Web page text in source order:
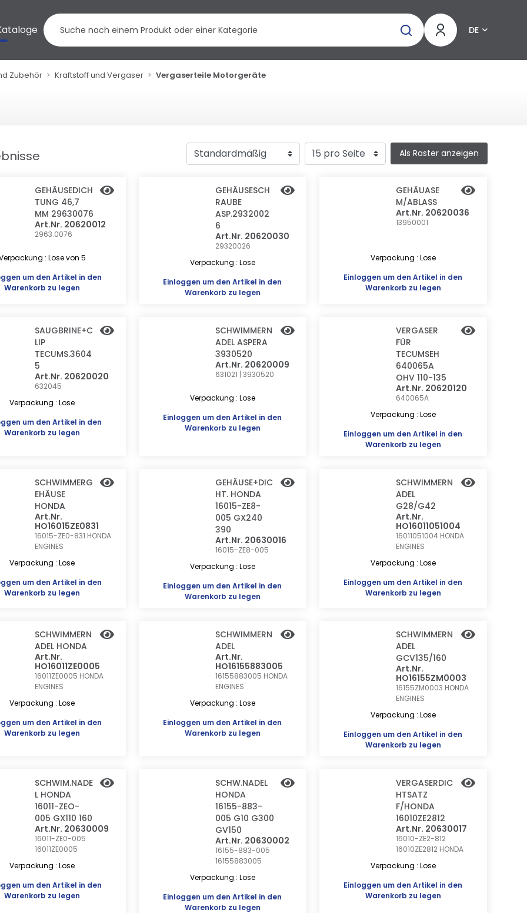
DE
Zubehör Kraftstoff und Vergaser Vergaserteile Motorgeräte
Als Raster anzeigen
GEHÄUSEDICH
TUNG 46,7
MM 29630076
Art.Nr. 20620012
2963.0076
: Lose von 5
um den Artikel in den
Warenkorb zu legen
GEHÄUSESCH
RAUBE
ASP.2932002
6
Art.Nr. 20620030
29320026
Verpackung : Lose
Einloggen um den Artikel in den
Warenkorb zu legen
GEHÄUASE
M/ABLASS
Art.Nr. 20620036
13950001
Verpackung : Lose
Einloggen um den Artikel in den
Warenkorb zu legen
SAUGBRINE+C
LIP
TECUMS.3604
5
Art.Nr. 20620020
632045
Verpackung : Lose
um den Artikel in den
Warenkorb zu legen
SCHWIMMERN
ADEL ASPERA
3930520
Art.Nr. 20620009
631021 | 3930520
Verpackung : Lose
Einloggen um den Artikel in den
Warenkorb zu legen
VERGASER
FÜR
TECUMSEH
640065A
OHV 110-135
Art.Nr. 20620120
640065A
Verpackung : Lose
Einloggen um den Artikel in den
Warenkorb zu legen
SCHWIMMERG
EHÄUSE
HONDA
Art.Nr.
HO16015ZE0831
16015-ZE0-831 HONDA
ENGINES
Verpackung : Lose
um den Artikel in den
Warenkorb zu legen
GEHÄUSE+DIC
HT. HONDA
16015-ZE8-
005 GX240
390
Art.Nr. 20630016
16015-ZE8-005
Verpackung : Lose
Einloggen um den Artikel in den
Warenkorb zu legen
SCHWIMMERN
ADEL
G28/G42
Art.Nr.
HO16011051004
16011051004 HONDA
ENGINES
Verpackung : Lose
Einloggen um den Artikel in den
Warenkorb zu legen
SCHWIMMERN
ADEL HONDA
Art.Nr.
HO16011ZE0005
16011ZE0005 HONDA
ENGINES
Verpackung : Lose
um den Artikel in den
Warenkorb zu legen
SCHWIMMERN
ADEL
Art.Nr.
HO16155883005
16155883005 HONDA
ENGINES
Verpackung : Lose
Einloggen um den Artikel in den
Warenkorb zu legen
SCHWIMMERN
ADEL
GCV135/160
Art.Nr.
HO16155ZM0003
16155ZM0003 HONDA
ENGINES
Verpackung : Lose
Einloggen um den Artikel in den
Warenkorb zu legen
SCHWIM.NADE
L HONDA
16011-ZEO-
005 GX110 160
Art.Nr. 20630009
16011-ZE0-005
16011ZE0005
Verpackung : Lose
um den Artikel in den
Warenkorb zu legen
SCHW.NADEL
HONDA
16155-883-
005 G10 G300
GV150
Art.Nr. 20630002
16155-883-005
16155883005
Verpackung : Lose
Einloggen um den Artikel in den
Warenkorb zu legen
VERGASERDIC
HTSATZ
F/HONDA
16010ZE2812
Art.Nr. 20630017
16010-ZE2-812
16010ZE2812 HONDA
Verpackung : Lose
Einloggen um den Artikel in den
Warenkorb zu legen